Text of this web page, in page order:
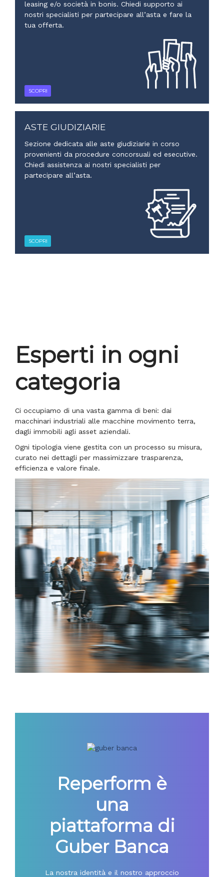
leasing e/o società in bonis. Chiedi supporto ai
nostri specialisti per partecipare all’asta e fare la
tua offerta.
SCOPRI
ASTE GIUDIZIARIE
Sezione dedicata alle aste giudiziarie in corso
provenienti da procedure concorsuali ed esecutive.
Chiedi assistenza ai nostri specialisti per
partecipare all’asta.
SCOPRI
Esperti in ogni
categoria
Ci occupiamo di una vasta gamma di beni: dai
macchinari industriali alle macchine movimento terra,
dagli immobili agli asset aziendali.
Ogni tipologia viene gestita con un processo su misura,
curato nei dettagli per massimizzare trasparenza,
efficienza e valore finale.
Reperform è
una
piattaforma di
Guber Banca
La nostra identità e il nostro approccio